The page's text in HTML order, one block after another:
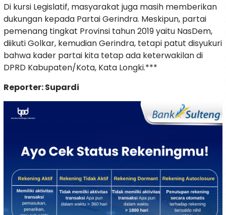
Di kursi Legislatif, masyarakat juga masih memberikan
dukungan kepada Partai Gerindra. Meskipun, partai
pemenang tingkat Provinsi tahun 2019 yaitu NasDem,
diikuti Golkar, kemudian Gerindra, tetapi patut disyukuri
bahwa kader partai kita tetap ada keterwakilan di
DPRD Kabupaten/Kota, Kata Longki.***
Reporter: Supardi